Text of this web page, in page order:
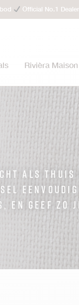
Official No.1 Dealer
Rivièra
als thuis
en geef